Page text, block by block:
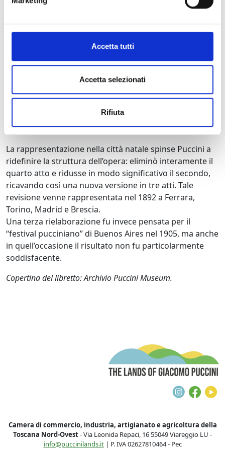
Accetta tutti
Accetta selezionati
Rifiuta
Il debutto non riscosse l’accoglienza calorosa che
Puccini e Ricordi avevano previsto: dopo la prima
segno della tiepida risposta del pubblico.
Incoraggiato da Ricordi, Puccini si mise subito al lavoro
per rivedere la partitura, con l’idea di una futura
al Teatro del Giglio di Lucca, dove l’opera trovò
finalmente un notevole successo.
La rappresentazione nella città natale spinse Puccini a
ridefinire la struttura dell’opera: eliminò interamente il
quarto atto e ridusse in modo significativo il secondo,
ricavando così una nuova versione in tre atti. Tale
revisione venne rappresentata nel 1892 a Ferrara,
Torino, Madrid e Brescia.
Una terza rielaborazione fu invece pensata per il
“festival pucciniano” di Buenos Aires nel 1905, ma anche
in quell’occasione il risultato non fu particolarmente
soddisfacente.
Copertina del libretto: Archivio Puccini Museum.
Camera di commercio, industria, artigianato e agricoltura della
Toscana Nord-Ovest- Via Leonida Repaci, 16 55049 Viareggio LU -
info@puccinilands.it| P. IVA 02627810464 - Pec